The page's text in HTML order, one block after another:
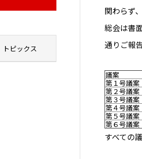
関わらず
総会は書
通りご報
議案
第１号議案
第２号議案
第３号議案
第４号議案
第５号議案
第６号議案
すべての
トピックス